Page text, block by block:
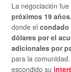
La negociación
próximos 19
donde el condado
dólares por el
adicionales por
para la comunidad.
escondido su